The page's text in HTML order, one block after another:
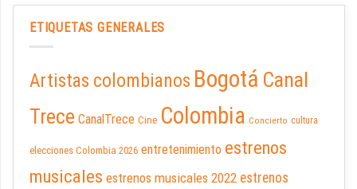
ETIQUETAS GENERALES
Artistas colombianos Bogotá Canal
Trece CanalTrece Cine Colombia Concierto cultura
elecciones Colombia 2026 entretenimiento estrenos
musicales estrenos musicales 2022 estrenos